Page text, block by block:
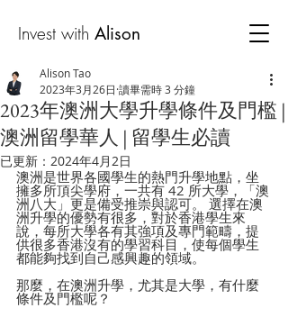
Invest with Alison
2023年澳洲大學升學條件及門檻 |
澳洲留學華人 | 留學生必讀
Alison Tao
2023年3月26日 讀畢需時 3 分鐘
已更新： 2024年4月2日
澳洲是世界各國學生的熱門升學地點，坐
擁多所頂尖學府，一共有 42 所大學，「澳
洲八大」更是備受推崇與認可。 選擇在澳
洲升學的優勢有很多，對於香港學生來
說，每所大學各有其強項及專門範疇，提
供很多香港沒有的學習科目，使每個學生
都能夠找到自己感興趣的領域。
那麼，在澳洲升學，尤其是大學，有什麼
條件及門檻呢？